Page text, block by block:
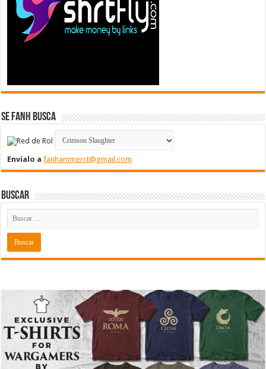
Se FanH Busca
Envíalo afanhammerct@gmail.com
Buscar